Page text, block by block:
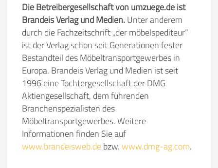
Die Betreibergesellschaft von umzuege.de ist
Brandeis Verlag und Medien.Unter anderem
durch die Fachzeitschrift „der möbelspediteur“
ist der Verlag schon seit Generationen fester
Bestandteil des Möbeltransportgewerbes in
Europa. Brandeis Verlag und Medien ist seit
1996 eine Tochtergesellschaft der DMG
Aktiengesellschaft, dem führenden
Branchenspezialisten des
Möbeltransportgewerbes. Weitere
Informationen finden Sie auf
www.brandeisweb.debzw.www.dmg-ag.com.